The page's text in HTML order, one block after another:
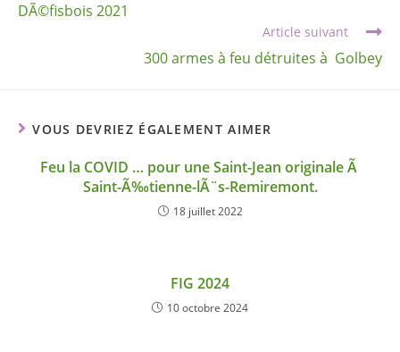
DÃ©fisbois 2021
Article suivant
300 armes à feu détruites à Golbey
VOUS DEVRIEZ ÉGALEMENT AIMER
Feu la COVID … pour une Saint-Jean originale Ã
Saint-Ã‰tienne-lÃ¨s-Remiremont.
18 juillet 2022
FIG 2024
10 octobre 2024